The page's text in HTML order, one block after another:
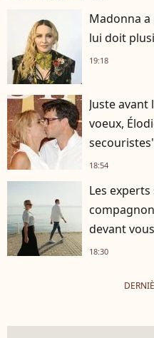
Madonna
lui doit
19:18
Juste
voeux,
18:54
Les
devant
18:30